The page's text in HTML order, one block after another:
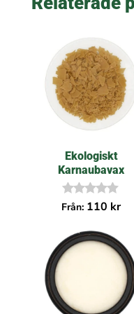
Ekologiskt
Karnaubavax
I
a
r
e
s
i
Från: 110 kr